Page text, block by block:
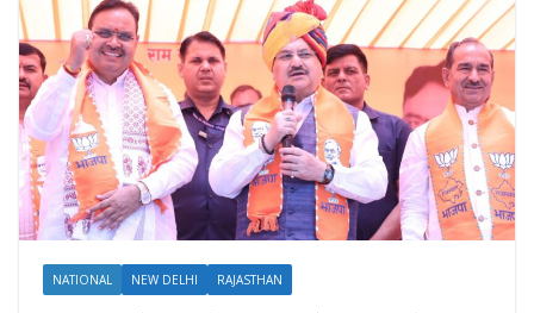
NATIONAL NEW DELHI RAJASTHAN